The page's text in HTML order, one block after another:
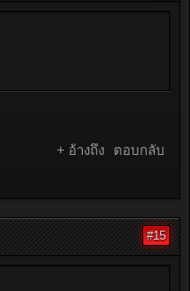
+ อ้างถึง ตอบกลับ
#15